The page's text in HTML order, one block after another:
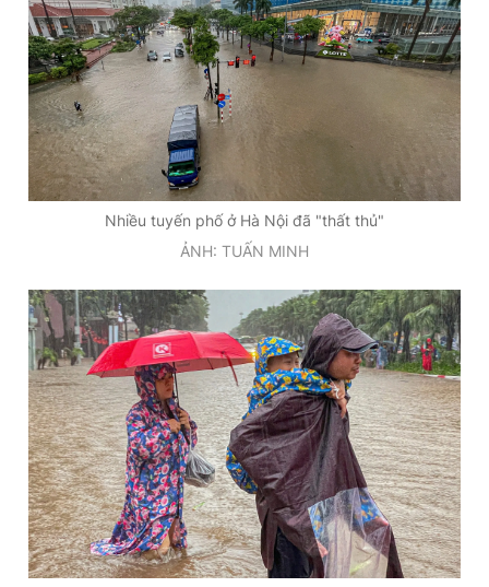
Nhiều tuyến phố ở Hà Nội đã "thất thủ"
ẢNH: TUẤN MINH